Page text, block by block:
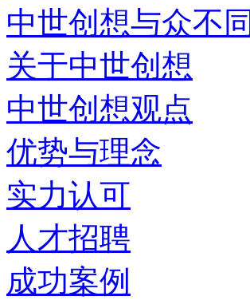
中世创想与众不同
关于中世创想
中世创想观点
优势与理念
实力认可
人才招聘
成功案例